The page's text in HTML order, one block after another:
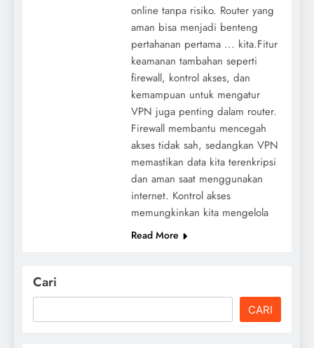
online tanpa risiko. Router yang
aman bisa menjadi benteng
pertahanan pertama ... kita.Fitur
keamanan tambahan seperti
firewall, kontrol akses, dan
kemampuan untuk mengatur
VPN juga penting dalam router.
Firewall membantu mencegah
akses tidak sah, sedangkan VPN
memastikan data kita terenkripsi
dan aman saat menggunakan
internet. Kontrol akses
memungkinkan kita mengelola
Read More
Cari
CARI